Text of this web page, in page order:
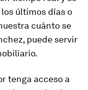
últimos días o
cuánto se
puede servir
tenga acceso a